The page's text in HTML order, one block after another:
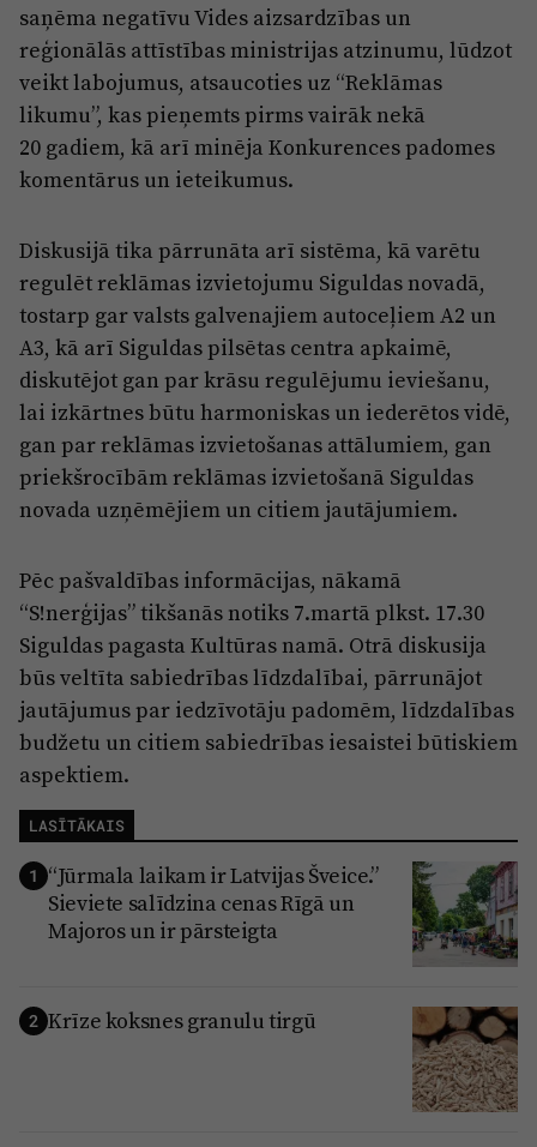
saņēma negatīvu Vides aizsardzības un
reģionālās attīstības ministrijas atzinumu, lūdzot
veikt labojumus, atsaucoties uz “Reklāmas
likumu”, kas pieņemts pirms vairāk nekā
20 gadiem, kā arī minēja Konkurences padomes
komentārus un ieteikumus.
Diskusijā tika pārrunāta arī sistēma, kā varētu
regulēt reklāmas izvietojumu Siguldas novadā,
tostarp gar valsts galvenajiem autoceļiem A2 un
A3, kā arī Siguldas pilsētas centra apkaimē,
diskutējot gan par krāsu regulējumu ieviešanu,
lai izkārtnes būtu harmoniskas un iederētos vidē,
gan par reklāmas izvietošanas attālumiem, gan
priekšrocībām reklāmas izvietošanā Siguldas
novada uzņēmējiem un citiem jautājumiem.
Pēc pašvaldības informācijas, nākamā
“S!nerģijas” tikšanās notiks 7.martā plkst. 17.30
Siguldas pagasta Kultūras namā. Otrā diskusija
būs veltīta sabiedrības līdzdalībai, pārrunājot
jautājumus par iedzīvotāju padomēm, līdzdalības
budžetu un citiem sabiedrības iesaistei būtiskiem
aspektiem.
LASĪTĀKAIS
1 “Jūrmala laikam ir Latvijas Šveice.”
Sieviete salīdzina cenas Rīgā un
Majoros un ir pārsteigta
2 Krīze koksnes granulu tirgū